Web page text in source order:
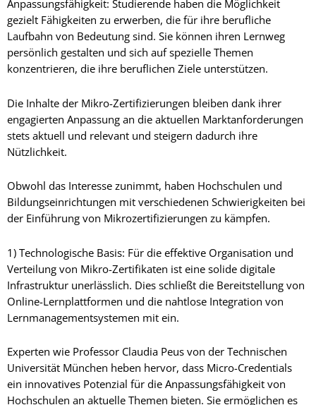
Anpassungsfähigkeit: Studierende haben die Möglichkeit
gezielt Fähigkeiten zu erwerben, die für ihre berufliche
Laufbahn von Bedeutung sind. Sie können ihren Lernweg
persönlich gestalten und sich auf spezielle Themen
konzentrieren, die ihre beruflichen Ziele unterstützen.
Die Inhalte der Mikro-Zertifizierungen bleiben dank ihrer
engagierten Anpassung an die aktuellen Marktanforderungen
stets aktuell und relevant und steigern dadurch ihre
Nützlichkeit.
Obwohl das Interesse zunimmt, haben Hochschulen und
Bildungseinrichtungen mit verschiedenen Schwierigkeiten bei
der Einführung von Mikrozertifizierungen zu kämpfen.
1) Technologische Basis: Für die effektive Organisation und
Verteilung von Mikro-Zertifikaten ist eine solide digitale
Infrastruktur unerlässlich. Dies schließt die Bereitstellung von
Online-Lernplattformen und die nahtlose Integration von
Lernmanagementsystemen mit ein.
Experten wie Professor Claudia Peus von der Technischen
Universität München heben hervor, dass Micro-Credentials
ein innovatives Potenzial für die Anpassungsfähigkeit von
Hochschulen an aktuelle Themen bieten. Sie ermöglichen es